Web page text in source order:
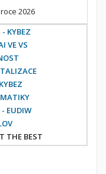
2026
KYBEZ
VE VS
EUDIW
THE BEST